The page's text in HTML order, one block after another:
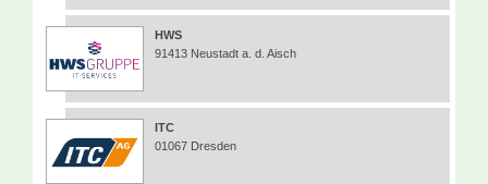
HWS
91413 Neustadt a. d. Aisch
ITC
01067 Dresden